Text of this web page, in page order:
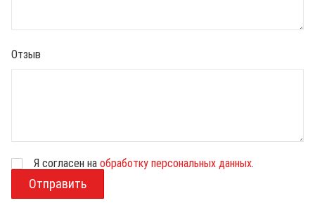
Отзыв
з
Я согласен на обработку персональных данных.